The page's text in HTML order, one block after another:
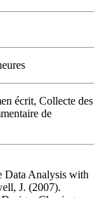
écrit, Collecte des
de
Data Analysis with
J. (2007).